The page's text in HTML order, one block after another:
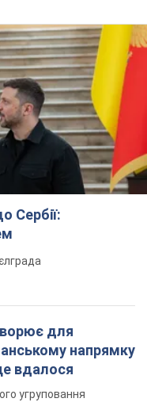
Сербії:
для
напрямку
вдалося
угруповання